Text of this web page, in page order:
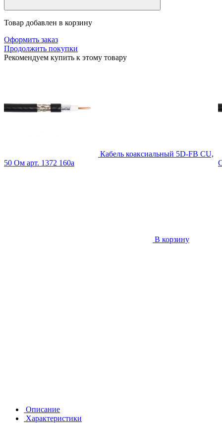
Товар добавлен в корзину
Оформить заказ
Продолжить покупки
Рекомендуем купить к этому товару
Кабель коаксиальный 5D-FB CU,
50 Ом арт. 1372 160a
В корзину
Описание
Характеристики